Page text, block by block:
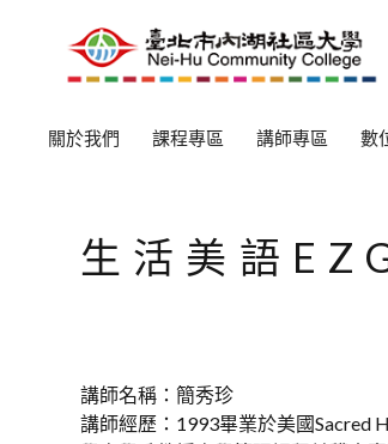
關於我們 課程專區 講師專區 數
生活美語
講師名稱：簡秀珍
講師經歷：1993畢業於美國Sacred